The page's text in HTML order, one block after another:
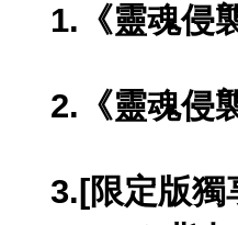
1.《靈魂侵
2.《靈魂侵
3.[限定版獨